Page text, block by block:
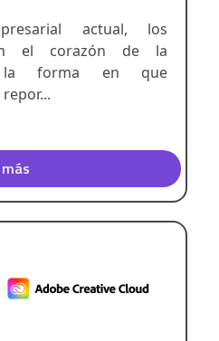
actual, los
el corazón de la
la forma en que